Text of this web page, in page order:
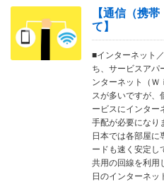
【通信（携
て】
■インターネット
ち、サービスアパ
ンターネット（Ｗ
スが多いですが、
ービスにインター
手配が必要になり
日本では各部屋に
ードも速く安定し
共用の回線を利用
日のインターネッ